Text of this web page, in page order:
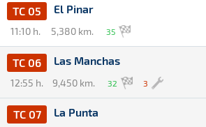
TC 05 El Pinar
11:10 h. 5,380 km. 35
TC 06 Las Manchas
12:55 h. 9,450 km. 32 3
TC 07 La Punta